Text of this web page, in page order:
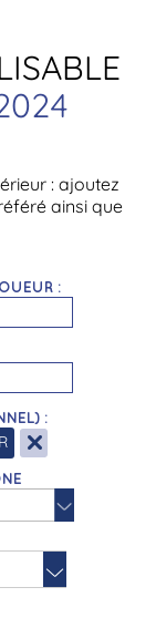
: ajoutez
ainsi que
:
:
×